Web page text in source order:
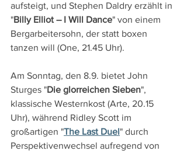
aufsteigt, und Stephen Daldry erzählt in
"Billy Elliot – I Will Dance" von einem
Bergarbeitersohn, der statt boxen
tanzen will (One, 21.45 Uhr).
Am Sonntag, den 8.9. bietet John
Sturges "Die glorreichen Sieben",
klassische Westernkost (Arte, 20.15
Uhr), während Ridley Scott im
großartigen "The Last Duel " durch
Perspektivenwechsel aufregend von